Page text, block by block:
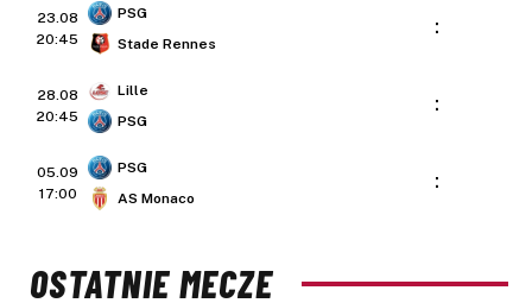
23.08
20:45
PSG
Stade Rennes
:
28.08
20:45
Lille
PSG
:
05.09
17:00
PSG
AS Monaco
:
OSTATNIE MECZE